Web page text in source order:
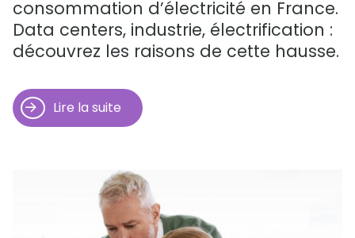
consommation d’électricité en France.
Data centers, industrie, électrification :
découvrez les raisons de cette hausse.
Lire la suite